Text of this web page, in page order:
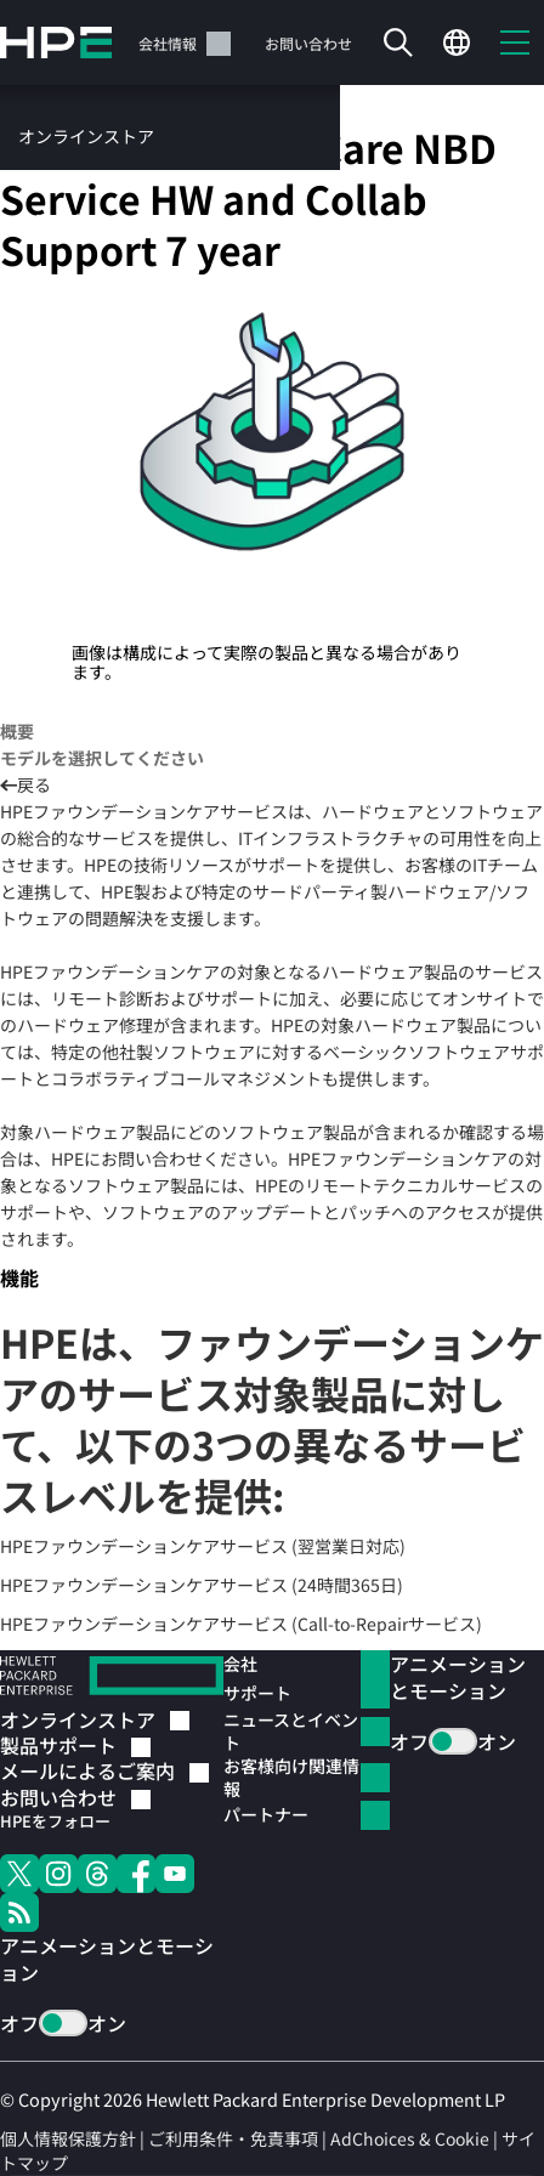
イ
テ
ン
に
サポート 会社情報 お問い合わせ
オンラインストア
お問い合わせ
カートは空です
HPEストアで商品を検索、構成、注文できます。
今すぐ購入
HPE Foundation Care NBD
Service HW and Collab
Support 7 year
画像は構成によって実際の製品と異なる場合があり
ます。
概要
モデルを選択してください
戻る
HPEファウンデーションケアサービスは、ハードウェアとソフトウェア
の総合的なサービスを提供し、ITインフラストラクチャの可用性を向上
させます。HPEの技術リソースがサポートを提供し、お客様のITチーム
と連携して、HPE製および特定のサードパーティ製ハードウェア/ソフ
トウェアの問題解決を支援します。
HPEファウンデーションケアの対象となるハードウェア製品のサービス
には、リモート診断およびサポートに加え、必要に応じてオンサイトで
のハードウェア修理が含まれます。HPEの対象ハードウェア製品につい
ては、特定の他社製ソフトウェアに対するベーシックソフトウェアサポ
ートとコラボラティブコールマネジメントも提供します。
対象ハードウェア製品にどのソフトウェア製品が含まれるか確認する場
合は、HPEにお問い合わせください。HPEファウンデーションケアの対
象となるソフトウェア製品には、HPEのリモートテクニカルサービスの
サポートや、ソフトウェアのアップデートとパッチへのアクセスが提供
されます。
機能
HPEは、ファウンデーションケ
アのサービス対象製品に対し
て、以下の3つの異なるサービ
スレベルを提供:
HPEファウンデーションケアサービス (翌営業日対応)
HPEファウンデーションケアサービス (24時間365日)
HPEファウンデーションケアサービス (Call-to-Repairサービス)
オンラインストア
製品サポート
メールによるご案内
お問い合わせ
HPEをフォロー
アニメーションとモーシ
ョン
オフ
オン
会社
サポート
ニュースとイベン
ト
お客様向け関連情
報
パートナー
アニメーション
とモーション
オフ
オン
© Copyright 2026 Hewlett Packard Enterprise Development LP
個人情報保護方針 ご利用条件・免責事項 AdChoices & Cookie サイ
トマップ